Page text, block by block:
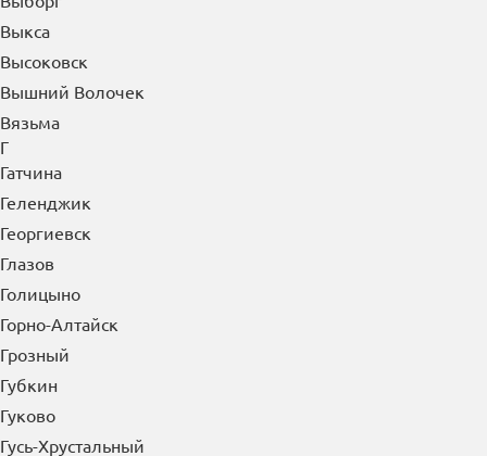
Выкса
Высоковск
Вышний Волочек
Вязьма
Г
Гатчина
Геленджик
Георгиевск
Глазов
Голицыно
Горно-Алтайск
Грозный
Губкин
Гуково
Гусь-Хрустальный